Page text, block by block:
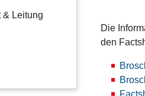
& Leitung
Die
den